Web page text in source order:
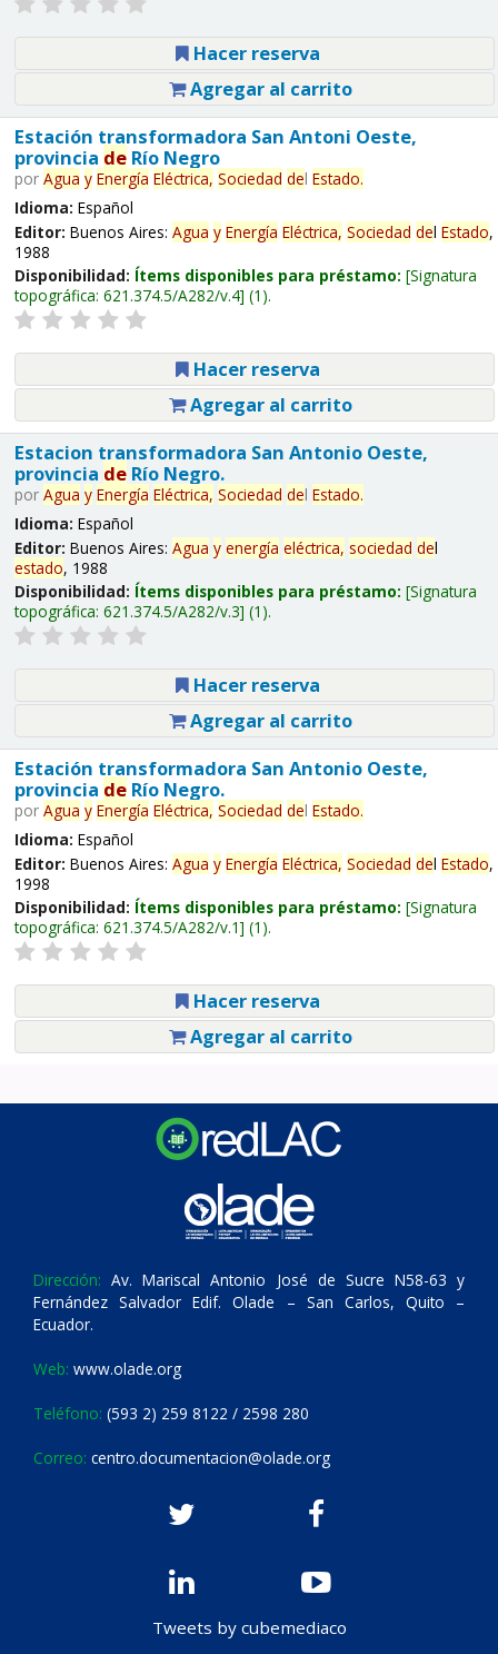
Hacer reserva
Agregar al carrito
Estación transformadora San Antoni Oeste,
provincia deRío Negro
por Agua y Energía Eléctrica, Sociedad del Estado.
Idioma: Español
Editor: Buenos Aires: Agua y Energía Eléctrica, Sociedad del Estado,
1988
Disponibilidad: Ítems disponibles para préstamo: Signatura
topográfica: 621.374.5/A282/v.4 (1).
Hacer reserva
Agregar al carrito
Estacion transformadora San Antonio Oeste,
provincia deRío Negro.
por Agua y Energía Eléctrica, Sociedad del Estado.
Idioma: Español
Editor: Buenos Aires: Agua y energía eléctrica, sociedad del
estado, 1988
Disponibilidad: Ítems disponibles para préstamo: Signatura
topográfica: 621.374.5/A282/v.3 (1).
Hacer reserva
Agregar al carrito
Estación transformadora San Antonio Oeste,
provincia deRío Negro.
por Agua y Energía Eléctrica, Sociedad del Estado.
Idioma: Español
Editor: Buenos Aires: Agua y Energía Eléctrica, Sociedad del Estado,
1998
Disponibilidad: Ítems disponibles para préstamo: Signatura
topográfica: 621.374.5/A282/v.1 (1).
Hacer reserva
Agregar al carrito
Dirección: Av. Mariscal Antonio José de Sucre N58-63 y
Fernández Salvador Edif. Olade – San Carlos, Quito –
Ecuador.
Web: www.olade.org
Teléfono: (593 2) 259 8122 / 2598 280
Correo: centro.documentacion@olade.org
Tweets by cubemediaco